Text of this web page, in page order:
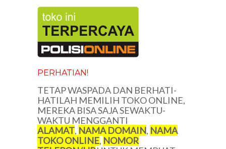
PERHATIAN!
TETAP WASPADA DAN BERHATI-
HATILAH MEMILIH TOKO ONLINE,
MEREKA BISA SAJA SEWAKTU-
WAKTU MENGGANTI
ALAMAT, NAMA DOMAIN, NAMA
TOKO ONLINE, NOMOR